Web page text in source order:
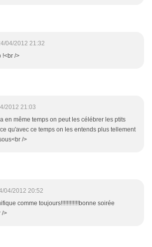
04/2012 21:32
!<br />
2012 21:03
en même temps on peut les célébrer les ptits
qu'avec ce temps on les entends plus tellement
/>
04/2012 20:52
comme toujours!!!!!!!!!!!!bonne soirée
/>